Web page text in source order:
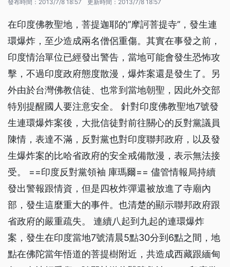
發布時間： 2013/7/8 18:57 更新時間： 2013/7/8 18:57
在印度佛教聖地，菩提迦耶的’’摩訶菩提寺’’，發生連
環爆炸，至少造成兩名僧侶重傷。其實在事發之前，
印度情治單位已經發出警告，當地可能會發生恐怖攻
擊，不過印度政府態度散漫，爆炸案還是發生了。另
外由於台灣佛教信徒、也常到當地朝聖，因此外交部
特別提醒國人要注意安全。 針對印度佛教聖地7號發
生連環爆炸案後，大批信徒對前往關心的反對黨議員
陳情，表達不滿，反對黨也對印度聯邦政府，以及發
生爆炸案的比哈省政府的安全戒備散漫，表示無法接
受。 ==印度反對黨領袖 庫瑪爾== 儘管情報局持續
發出警報跟情資，但是四枚炸彈還被放進了寺廟內
部，發生這麼重大的事件。也清楚的顯示聯邦政府跟
省政府的嚴重疏失。 連續八起到九起的連環爆炸
案，發生在印度當地7號清晨5點30分到6點之間，地
點在佛陀當年悟道的菩提樹附近，共造成西藏跟緬甸